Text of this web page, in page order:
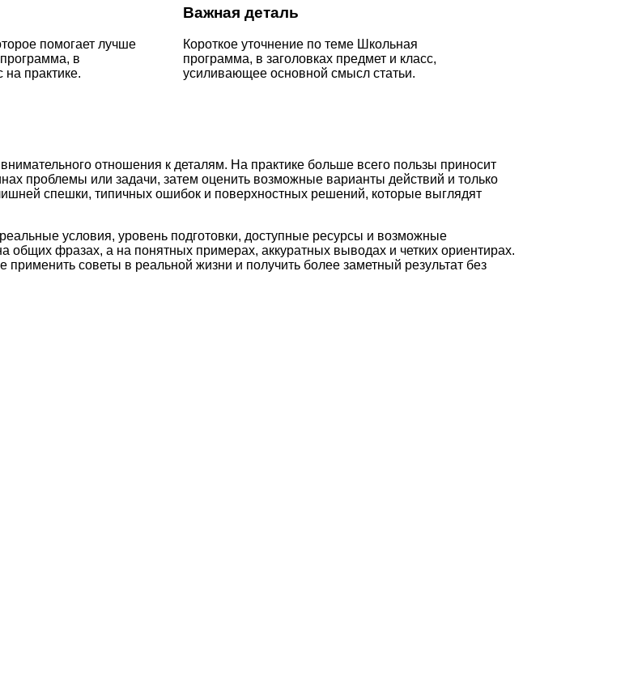
помогает лучше
в
на практике.
Важная деталь
Короткое уточнение по теме Школьная
программа, в заголовках предмет и класс,
усиливающее основной смысл статьи.
отношения к деталям. На практике больше всего пользы приносит
проблемы или задачи, затем оценить возможные варианты действий и только
спешки, типичных ошибок и поверхностных решений, которые выглядят
условия, уровень подготовки, доступные ресурсы и возможные
фразах, а на понятных примерах, аккуратных выводах и четких ориентирах.
советы в реальной жизни и получить более заметный результат без